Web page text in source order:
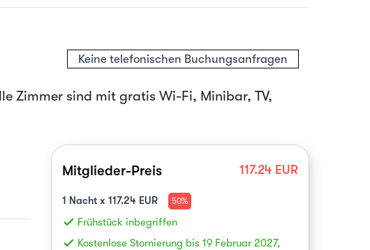
Keine telefonischen Buchungsanfragen
Zimmer sind mit gratis Wi-Fi, Minibar, TV,
Mitglieder-Preis 117.24EUR
1 Nacht x 117.24 EUR 50%
done Frühstück inbegriffen
done Kostenlose Stornierung bis 19 Februar 2027,